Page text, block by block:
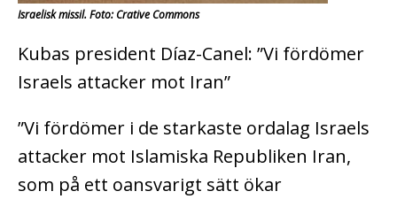
Israelisk missil. Foto: Crative Commons
Kubas president Díaz-Canel: ”Vi fördömer
Israels attacker mot Iran”
”Vi fördömer i de starkaste ordalag Israels
attacker mot Islamiska Republiken Iran,
som på ett oansvarigt sätt ökar